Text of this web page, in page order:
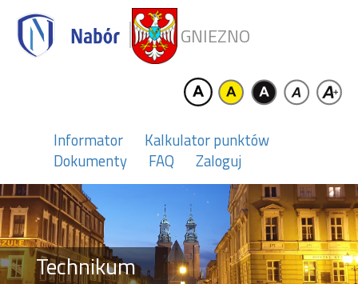
GNIEZNO
Informator
Kalkulator punktów
Dokumenty
FAQ Zaloguj
Technikum